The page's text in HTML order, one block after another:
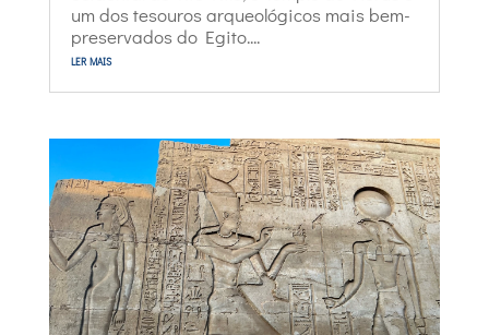
um dos tesouros arqueológicos mais bem-
preservados do Egito....
ler mais